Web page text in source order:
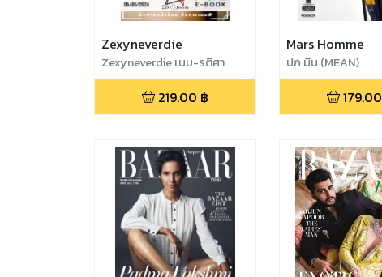
Zexyneverdie
Zexyneverdie เนม-รติศา
วิเชียรพิทยา nailnamee ZND-
219.00 ฿
Mars Homme
ปก มีน (MEAN)
179.00